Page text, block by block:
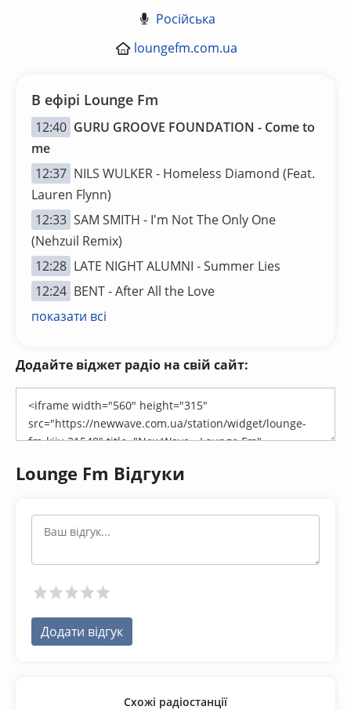
Російська
loungefm.com.ua
В ефірі Lounge Fm
12:40 GURU GROOVE FOUNDATION - Come to
me
12:37 NILS WULKER - Homeless Diamond (Feat.
Lauren Flynn)
12:33 SAM SMITH - I'm Not The Only One
(Nehzuil Remix)
12:28 LATE NIGHT ALUMNI - Summer Lies
12:24 BENT - After All the Love
показати всі
Додайте віджет радіо на свій сайт:
Lounge Fm Відгуки
Додати відгук
Схожі радіостанції